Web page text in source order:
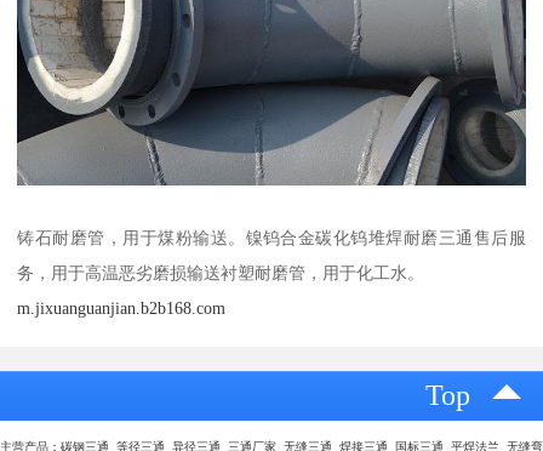
铸石耐磨管，用于煤粉输送。镍钨合金碳化钨堆焊耐磨三通售后服
务，用于高温恶劣磨损输送衬塑耐磨管，用于化工水。
m.jixuanguanjian.b2b168.com
Top
主营产品：碳钢三通 等径三通 异径三通 三通厂家 无缝三通 焊接三通 国标三通 平焊法兰 无缝弯